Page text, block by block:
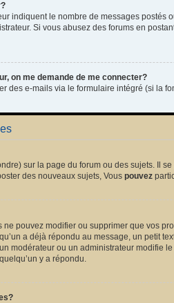
indiquent le nombre de messages
Si vous abusez des forums en
on me demande de me connecter?
des e-mails via le formulaire intégré (si la
sur la page du forum ou des sujets. Il
des nouveaux sujets, Vous pouvez
ne pouvez modifier ou supprimer que vos
a déjà répondu au message, un petit
modérateur ou un administrateur modifie
y a répondu.